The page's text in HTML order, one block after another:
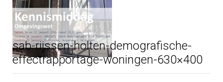
sab-rijssen-holten-demografische-
effectrapportage-woningen-630×400